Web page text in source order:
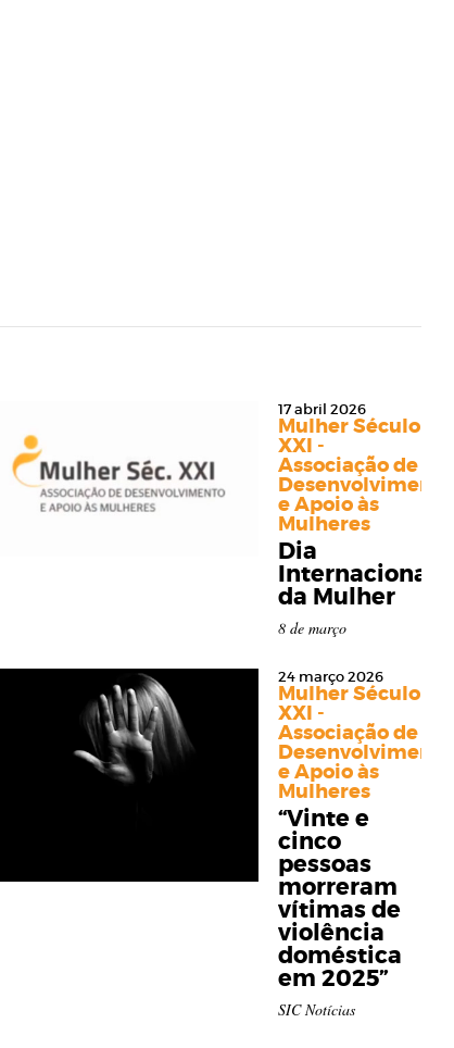
17 abril 2026
Mulher Século
XXI -
Associação de
Desenvolvimento
e Apoio às
Mulheres
Dia
Internacional
da Mulher
8 de março
24 março 2026
Mulher Século
XXI -
Associação de
Desenvolvimento
e Apoio às
Mulheres
“Vinte e
cinco
pessoas
morreram
vítimas de
violência
doméstica
em 2025”
SIC Notícias